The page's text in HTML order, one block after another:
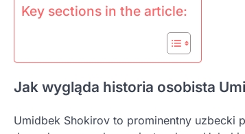
Key sections in the article:
Jak wygląda historia osobista
Umidbek Shokirov to prominentny uzbecki